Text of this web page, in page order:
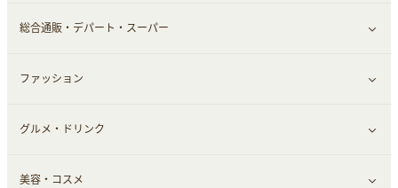
総合通販・デパート・スーパー
すべて見る
総合通販
デパート・スーパー
ファッション
すべて見る
ファッション
グルメ・ドリンク
すべて見る
美容・コスメ